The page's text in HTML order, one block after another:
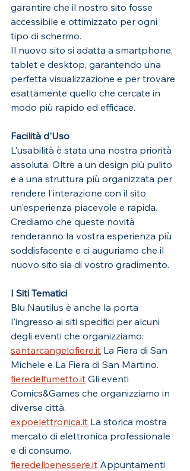
garantire che il nostro sito fosse
accessibile e ottimizzato per ogni
tipo di schermo.
Il nuovo sito si adatta a smartphone,
tablet e desktop, garantendo una
perfetta visualizzazione e per trovare
esattamente quello che cercate in
modo più rapido ed efficace.
Facilità d'Uso
L'usabilità è stata una nostra priorità
assoluta. Oltre a un design più pulito
e a una struttura più organizzata per
rendere l'interazione con il sito
un'esperienza piacevole e rapida.
Crediamo che queste novità
renderanno la vostra esperienza più
soddisfacente e ci auguriamo che il
nuovo sito sia di vostro gradimento.
I Siti Tematici
Blu Nautilus è anche la porta
l'ingresso ai siti specifici per alcuni
degli eventi che organizziamo:
santarcangelofiere.it La Fiera di San
Michele e La Fiera di San Martino.
fieredelfumetto.it Gli eventi
Comics&Games che organizziamo in
diverse città.
expoelettronica.it La storica mostra
mercato di elettronica professionale
e di consumo.
fieredelbenessere.it Appuntamenti